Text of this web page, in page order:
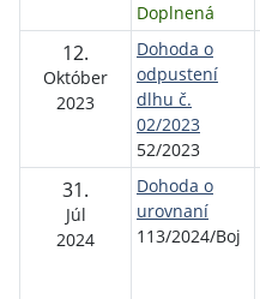
Doplnená
12.
Október
2023
Dohoda o
odpustení
dlhu č.
02/2023
52/2023
31.
Júl
2024
Dohoda o
urovnaní
113/2024/Boj